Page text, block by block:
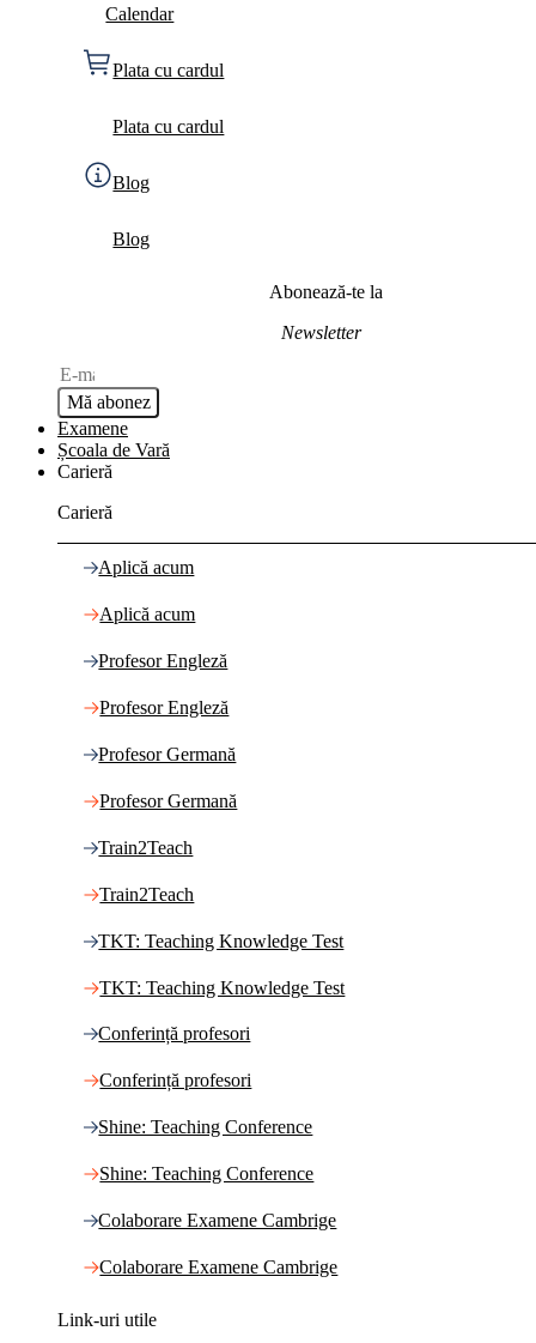
Calendar
Plata cu cardul
Plata cu cardul
Blog
Blog
Abonează-te la
Newsletter
Mă abonez
Examene
Școala de Vară
Carieră
Carieră
Aplică acum
Aplică acum
Profesor Engleză
Profesor Engleză
Profesor Germană
Profesor Germană
Train2Teach
Train2Teach
TKT: Teaching Knowledge Test
TKT: Teaching Knowledge Test
Conferință profesori
Conferință profesori
Shine: Teaching Conference
Shine: Teaching Conference
Colaborare Examene Cambrige
Colaborare Examene Cambrige
Link-uri utile